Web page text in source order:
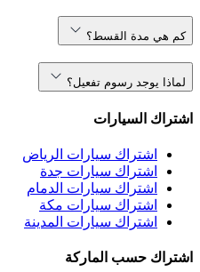
كم هي مدة القسط؟
لماذا يوجد رسوم تفعيل؟
اشتراك السيارات
اشتراك سيارات الرياض
اشتراك سيارات جدة
اشتراك سيارات الدمام
اشتراك سيارات مكة
اشتراك سيارات المدينة
اشتراك حسب الماركة